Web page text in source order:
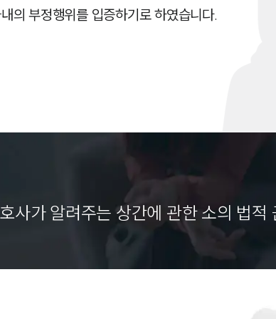
의 부정행위를 입증하기로 하였습니다.
사가 알려주는 상간에 관한 소의 법적